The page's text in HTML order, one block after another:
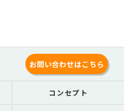
お問い合わせはこちら
コンセプト